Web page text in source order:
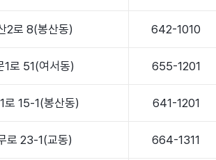
2로 8(봉산동) 642-1010
1로 51(여서동) 655-1201
로 15-1(봉산동) 641-1201
로 23-1(교동) 664-1311